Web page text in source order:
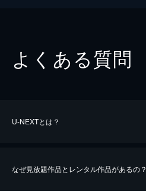
よくある質問
U-NEXTとは？
なぜ見放題作品とレンタル作品があるの？